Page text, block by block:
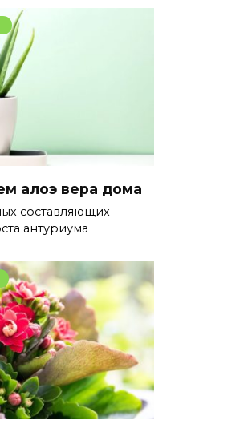
алоэ вера дома
составляющих
антуриума